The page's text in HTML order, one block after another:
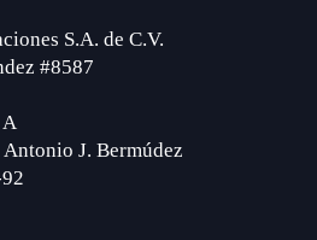
S.A. de C.V.
#8587
J. Bermúdez